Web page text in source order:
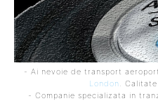
- Ai nevoie de transport
London .
- Companie specializata in